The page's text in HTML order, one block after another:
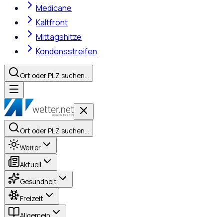
Medicane
Kaltfront
Mittagshitze
Kondensstreifen
Ort oder PLZ suchen…
Ort oder PLZ suchen…
Wetter
Aktuell
Gesundheit
Freizeit